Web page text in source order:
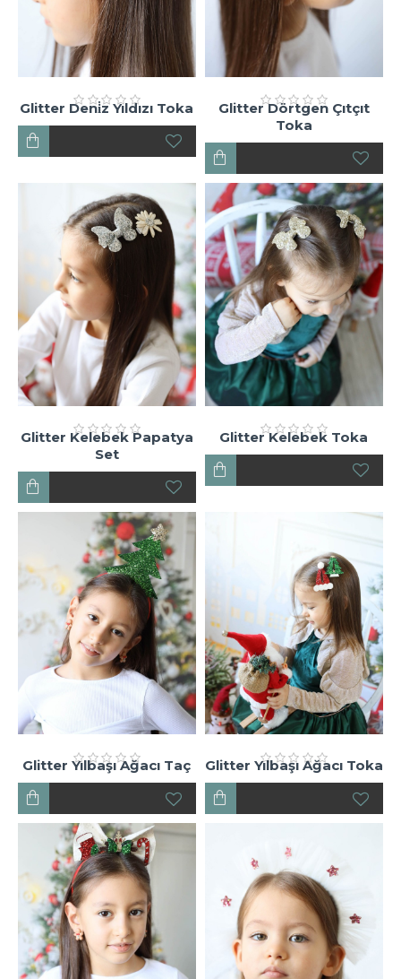
Glitter Deni̇z Yıldızı Toka
Glitter Dörtgen Çıtçıt
Toka
Glitter Kelebek Papatya
Set
Glitter Kelebek Toka
Glitter Yılbaşı Ağacı Taç Glitter Yılbaşı Ağacı Toka